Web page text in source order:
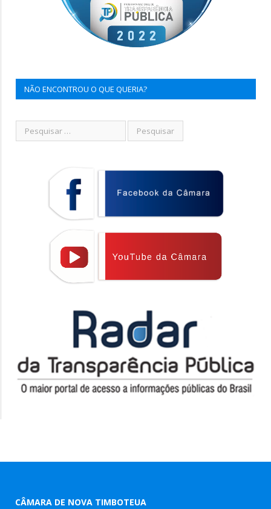
NÃO ENCONTROU O QUE QUERIA?
CÂMARA DE NOVA TIMBOTEUA